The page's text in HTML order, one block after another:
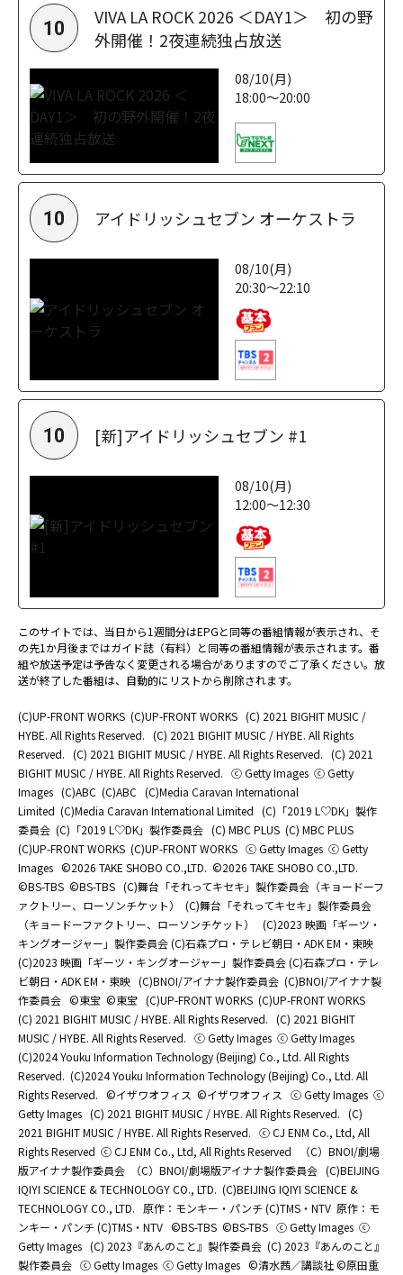
10
VIVA LA ROCK 2026 ＜DAY1＞ 初の野
外開催！2夜連続独占放送
08/10(月)
18:00～20:00
10 アイドリッシュセブン オーケストラ
08/10(月)
20:30～22:10
10 [新]アイドリッシュセブン #1
08/10(月)
12:00～12:30
このサイトでは、当日から1週間分はEPGと同等の番組情報が表示され、そ
の先1か月後まではガイド誌（有料）と同等の番組情報が表示されます。番
組や放送予定は予告なく変更される場合がありますのでご了承ください。放
送が終了した番組は、自動的にリストから削除されます。
(C)UP-FRONT WORKS (C)UP-FRONT WORKS (C) 2021 BIGHIT MUSIC /
HYBE. All Rights Reserved. (C) 2021 BIGHIT MUSIC / HYBE. All Rights
Reserved. (C) 2021 BIGHIT MUSIC / HYBE. All Rights Reserved. (C) 2021
BIGHIT MUSIC / HYBE. All Rights Reserved. ⓒ Getty Images ⓒ Getty
Images (C)ABC (C)ABC (C)Media Caravan International
Limited (C)Media Caravan International Limited (C)「2019 L♡DK」製作
委員会 (C)「2019 L♡DK」製作委員会 (C) MBC PLUS (C) MBC PLUS
(C)UP-FRONT WORKS (C)UP-FRONT WORKS ⓒ Getty Images ⓒ Getty
Images ©2026 TAKE SHOBO CO.,LTD. ©2026 TAKE SHOBO CO.,LTD.
©BS-TBS ©BS-TBS (C)舞台「それってキセキ」製作委員会（キョードーフ
ァクトリー、ローソンチケット）
(C)舞台「それってキセキ」製作委員会
（キョードーファクトリー、ローソンチケット）
(C)2023 映画「ギーツ・
キングオージャー」製作委員会 (C)石森プロ・テレビ朝日・ADK EM・東映
(C)2023 映画「ギーツ・キングオージャー」製作委員会 (C)石森プロ・テレ
ビ朝日・ADK EM・東映 (C)BNOI/アイナナ製作委員会 (C)BNOI/アイナナ製
作委員会 ©東宝 ©東宝 (C)UP-FRONT WORKS (C)UP-FRONT WORKS
(C) 2021 BIGHIT MUSIC / HYBE. All Rights Reserved. (C) 2021 BIGHIT
MUSIC / HYBE. All Rights Reserved. ⓒ Getty Images ⓒ Getty Images
(C)2024 Youku Information Technology (Beijing) Co., Ltd. All Rights
Reserved. (C)2024 Youku Information Technology (Beijing) Co., Ltd. All
Rights Reserved. ©イザワオフィス ©イザワオフィス ⓒ Getty Images ⓒ
Getty Images (C) 2021 BIGHIT MUSIC / HYBE. All Rights Reserved. (C)
2021 BIGHIT MUSIC / HYBE. All Rights Reserved. ⓒ CJ ENM Co., Ltd, All
Rights Reserved ⓒ CJ ENM Co., Ltd, All Rights Reserved
（C）BNOI/劇場
版アイナナ製作委員会
（C）BNOI/劇場版アイナナ製作委員会 (C)BEIJING
IQIYI SCIENCE & TECHNOLOGY CO., LTD. (C)BEIJING IQIYI SCIENCE &
TECHNOLOGY CO., LTD.
原作：モンキー・パンチ (C)TMS・NTV 原作：モ
ンキー・パンチ (C)TMS・NTV ©BS-TBS ©BS-TBS ⓒ Getty Images ⓒ
Getty Images (C) 2023『あんのこと』製作委員会 (C) 2023『あんのこと』
製作委員会 ⓒ Getty Images ⓒ Getty Images ©清水茜／講談社 ©原田重